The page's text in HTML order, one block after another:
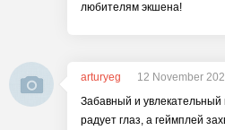
любителям экшена!
arturyeg
12 November
Забавный и
радует глаз, а геймплей